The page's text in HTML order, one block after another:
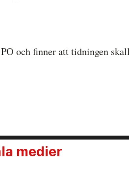
och finner att tidningen
medier